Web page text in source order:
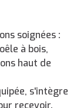
soignées :
à bois,
haut de
s'intègre
recevoir.